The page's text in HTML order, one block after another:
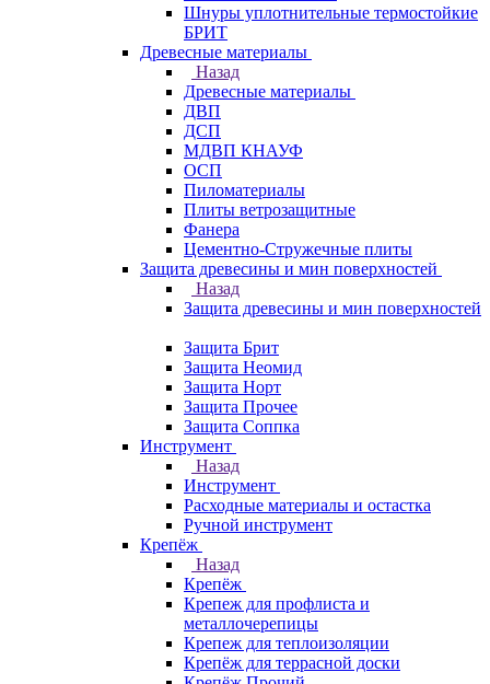
Шнуры уплотнительные термостойкие
БРИТ
Древесные материалы
Назад
Древесные материалы
ДВП
ДСП
МДВП КНАУФ
ОСП
Пиломатериалы
Плиты ветрозащитные
Фанера
Цементно-Стружечные плиты
Защита древесины и мин поверхностей
Назад
Защита древесины и мин поверхностей
Защита Брит
Защита Неомид
Защита Норт
Защита Прочее
Защита Соппка
Инструмент
Назад
Инструмент
Расходные материалы и остастка
Ручной инструмент
Крепёж
Назад
Крепёж
Крепеж для профлиста и
металлочерепицы
Крепеж для теплоизоляции
Крепёж для террасной доски